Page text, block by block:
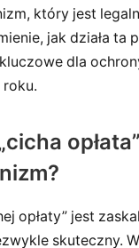
który jest
jak działa ta
dla
opłaty” jest
skuteczny.